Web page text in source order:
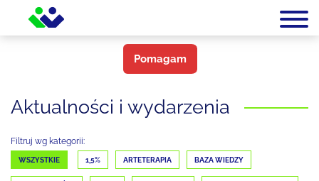
Pomagam
Aktualności i wydarzenia
Filtruj wg kategorii:
WSZYSTKIE 1,5% ARTETERAPIA BAZA WIEDZY